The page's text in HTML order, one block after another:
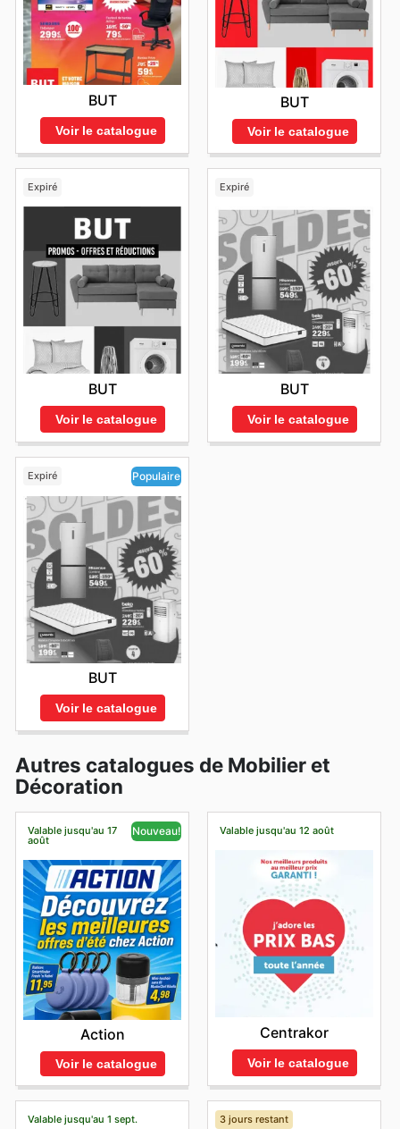
BUT
Voir le catalogue
BUT
Voir le catalogue
Expiré
BUT
Voir le catalogue
Expiré
BUT
Voir le catalogue
Expiré Populaire
BUT
Voir le catalogue
Autres catalogues de Mobilier et
Décoration
Valable jusqu'au 17
août
Nouveau!
Action
Voir le catalogue
Valable jusqu'au 12 août
Centrakor
Voir le catalogue
Valable jusqu'au 1 sept. 3 jours restant